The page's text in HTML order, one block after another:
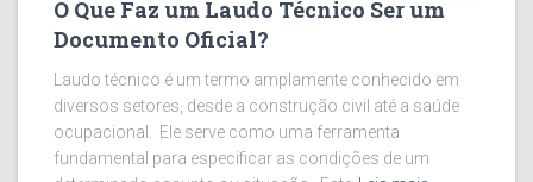
O Que Faz um Laudo Técnico Ser um
Documento Oficial?
Laudo técnico é um termo amplamente conhecido em
diversos setores, desde a construção civil até a saúde
ocupacional. Ele serve como uma ferramenta
fundamental para especificar as condições de um